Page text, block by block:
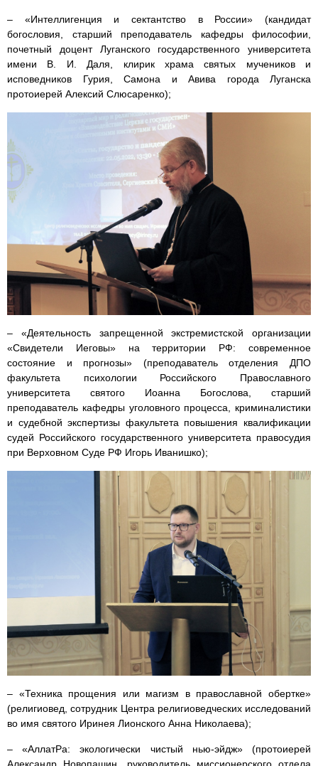
– «Интеллигенция и сектантство в России» (кандидат
богословия, старший преподаватель кафедры философии,
почетный доцент Луганского государственного университета
имени В. И. Даля, клирик храма святых мучеников и
исповедников Гурия, Самона и Авива города Луганска
протоиерей Алексий Слюсаренко);
– «Деятельность запрещенной экстремистской организации
«Свидетели Иеговы» на территории РФ: современное
состояние и прогнозы» (преподаватель отделения ДПО
факультета психологии Российского Православного
университета святого Иоанна Богослова, старший
преподаватель кафедры уголовного процесса, криминалистики
и судебной экспертизы факультета повышения квалификации
судей Российского государственного университета правосудия
при Верховном Суде РФ Игорь Иванишко);
– «Техника прощения или магизм в православной обертке»
(религиовед, сотрудник Центра религиоведческих исследований
во имя святого Иринея Лионского Анна Николаева);
– «АллатРа: экологически чистый нью-эйдж» (протоиерей
Александр Новопашин, руководитель миссионерского отдела